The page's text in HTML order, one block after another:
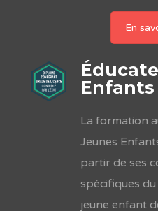
En
Enfants
La formation
Jeunes
partir de ses
spécifiques
jeune enfant